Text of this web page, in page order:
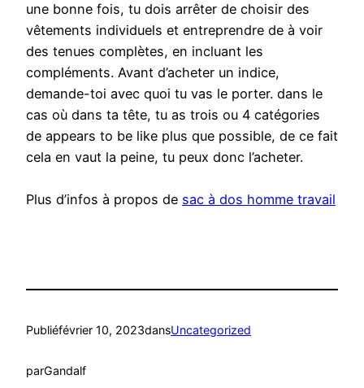
une bonne fois, tu dois arrêter de choisir des
vêtements individuels et entreprendre de à voir
des tenues complètes, en incluant les
compléments. Avant d’acheter un indice,
demande-toi avec quoi tu vas le porter. dans le
cas où dans ta tête, tu as trois ou 4 catégories
de appears to be like plus que possible, de ce fait
cela en vaut la peine, tu peux donc l’acheter.
Plus d’infos à propos de sac à dos homme travail
Publiéfévrier 10, 2023dansUncategorized
parGandalf